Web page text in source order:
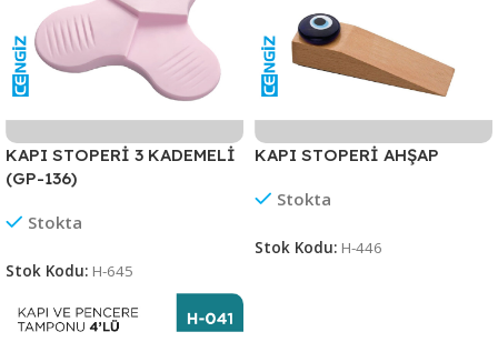
KAPI STOPERİ 3 KADEMELİ
(GP-136)
Stokta
Stok Kodu: H-645
KAPI STOPERİ AHŞAP
Stokta
Stok Kodu: H-446